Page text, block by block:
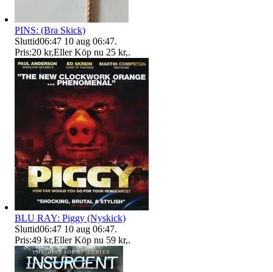
PINS: (Bra Skick)
Sluttid06:47 10 aug 06:47.
Pris:20 kr,Eller Köp nu 25 kr,.
BLU RAY: Piggy (Nyskick)
Sluttid06:47 10 aug 06:47.
Pris:49 kr,Eller Köp nu 59 kr,.